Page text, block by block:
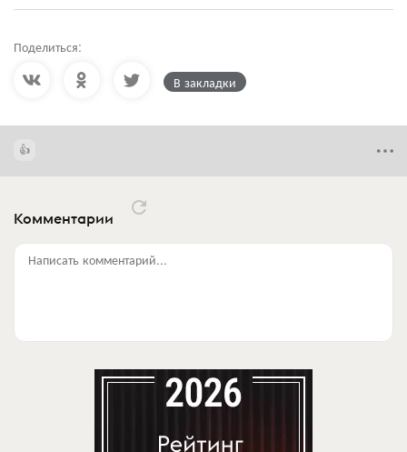
Поделиться:
В закладки
Комментарии
Написать комментарий...